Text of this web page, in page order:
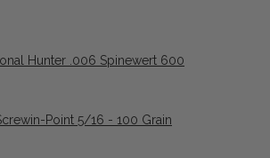
Hunter .006 Spinewert 600